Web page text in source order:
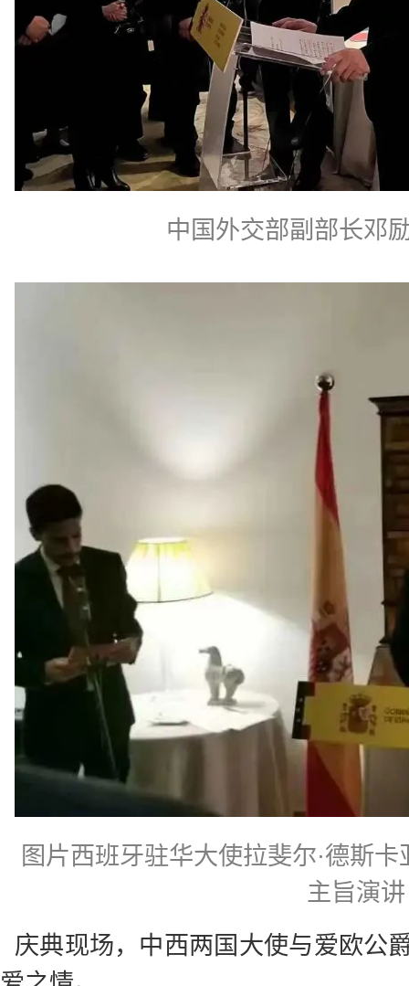
中国外交部副部长邓
图片西班牙驻华大使拉斐尔·德斯
主旨演讲
庆典现场，中西两国大使与爱欧公